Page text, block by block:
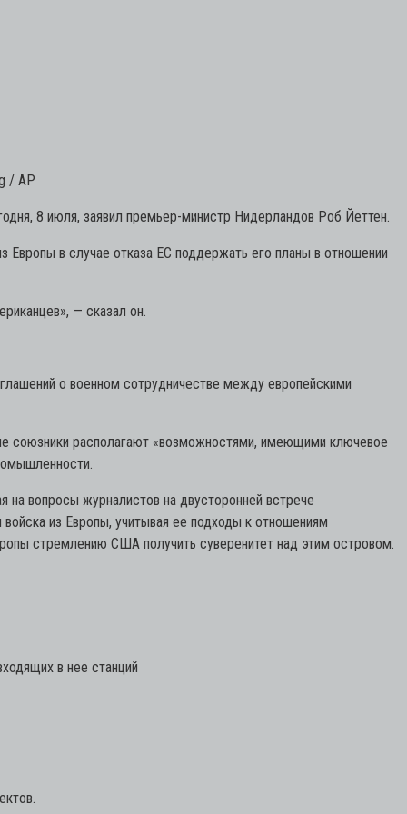
/ AP
8 июля, заявил премьер-министр Нидерландов Роб Йеттен.
в случае отказа ЕС поддержать его планы в отношении
— сказал он.
о военном сотрудничестве между европейскими
союзники располагают «возможностями, имеющими ключевое
вопросы журналистов на двусторонней встрече
из Европы, учитывая ее подходы к отношениям
стремлению США получить суверенитет над этим островом.
в нее станций